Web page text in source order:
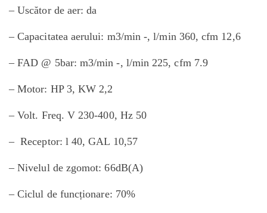
– Uscător de aer: da
– Capacitatea aerului: m3/min -, l/min 360, cfm 12,6
– FAD @ 5bar: m3/min -, l/min 225, cfm 7.9
– Motor: HP 3, KW 2,2
– Volt. Freq. V 230-400, Hz 50
– Receptor: l 40, GAL 10,57
– Nivelul de zgomot: 66dB(A)
– Ciclul de funcționare: 70%